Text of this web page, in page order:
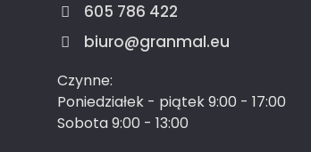
605 786 422
biuro@granmal.eu
Czynne:
Poniedziałek - piątek 9:00 - 17:00
Sobota 9:00 - 13:00